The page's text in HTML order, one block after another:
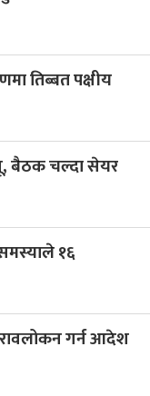
तिब्बत पक्षीय
बैठक चल्दा सेयर
समस्याले १६
गर्न आदेश